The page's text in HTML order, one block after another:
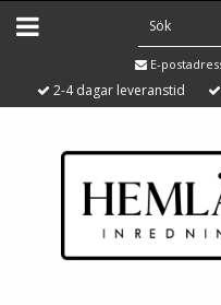
E-
2-4 dagar leveranstid